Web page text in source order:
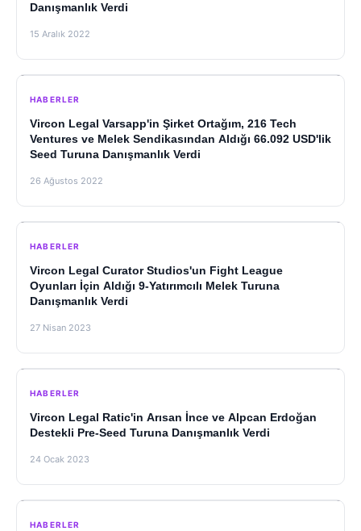
Danışmanlık Verdi
15 Aralık 2022
HABERLER
Vircon Legal Varsapp'in Şirket Ortağım, 216 Tech
Ventures ve Melek Sendikasından Aldığı 66.092 USD'lik
Seed Turuna Danışmanlık Verdi
26 Ağustos 2022
HABERLER
Vircon Legal Curator Studios'un Fight League
Oyunları İçin Aldığı 9-Yatırımcılı Melek Turuna
Danışmanlık Verdi
27 Nisan 2023
HABERLER
Vircon Legal Ratic'in Arısan İnce ve Alpcan Erdoğan
Destekli Pre-Seed Turuna Danışmanlık Verdi
24 Ocak 2023
HABERLER